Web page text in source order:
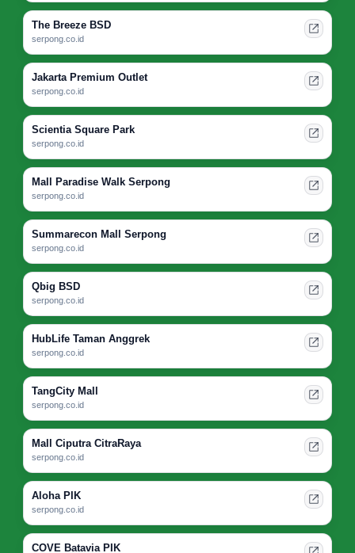
The Breeze BSD
serpong.co.id
Jakarta Premium Outlet
serpong.co.id
Scientia Square Park
serpong.co.id
Mall Paradise Walk Serpong
serpong.co.id
Summarecon Mall Serpong
serpong.co.id
Qbig BSD
serpong.co.id
HubLife Taman Anggrek
serpong.co.id
TangCity Mall
serpong.co.id
Mall Ciputra CitraRaya
serpong.co.id
Aloha PIK
serpong.co.id
COVE Batavia PIK